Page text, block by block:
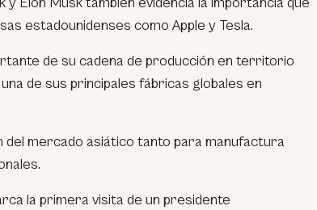
estadounidenses como Apple y Tesla.
de su cadena de producción en territorio
de sus principales fábricas globales en
del mercado asiático tanto para manufactura
la primera visita de un presidente